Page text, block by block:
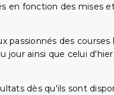
en fonction des mises
passionnés des
jour ainsi que celui
dès qu'ils sont